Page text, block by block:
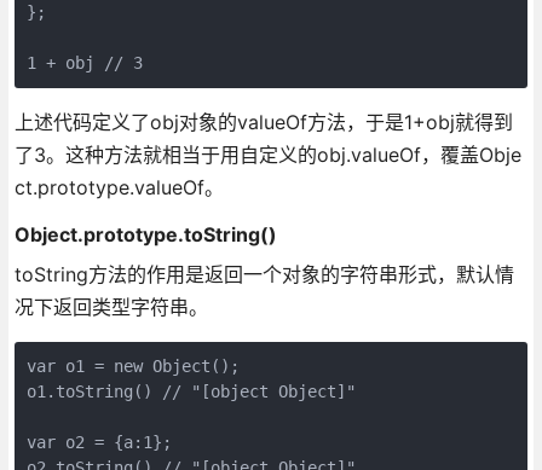
};
1 + obj // 3
上述代码定义了obj对象的valueOf方法，于是1+obj就得到
了3。这种方法就相当于用自定义的obj.valueOf，覆盖Obje
ct.prototype.valueOf。
Object.prototype.toString()
toString方法的作用是返回一个对象的字符串形式，默认情
况下返回类型字符串。
var o1 = new Object();
o1.toString() // "[object Object]"
var o2 = {a:1};